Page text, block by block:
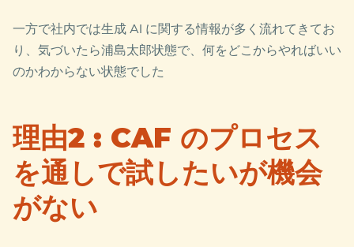
一方で社内では生成 AI に関する情報が多く流れてきてお
り、気づいたら浦島太郎状態で、何をどこからやればいい
のかわからない状態でした
理由2 : CAF のプロセス
を通しで試したいが機会
がない